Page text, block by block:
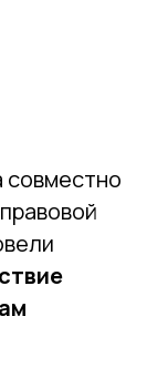
совместно